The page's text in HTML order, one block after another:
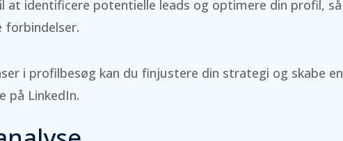
at identificere potentielle leads og optimere din profil, så
i profilbesøg kan du finjustere din strategi og skabe en
på LinkedIn.